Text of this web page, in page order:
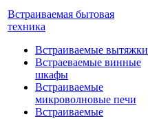
Встраиваемая бытовая
техника
Встраиваемые вытяжки
Встраеваемые винные
шкафы
Встраиваемые
микроволновые печи
Встраиваемые